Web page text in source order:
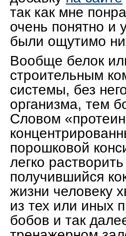
так как мне
очень понятно и
были ощутимо
Вообще белок
строительным
системы, без
организма, тем
Словом
порошковой
легко
получившийся
жизни человеку
из тех или иных
бобов и так